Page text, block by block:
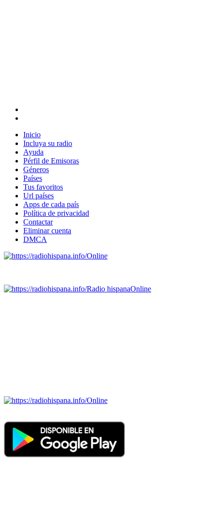
Inicio
Incluya su radio
Ayuda
Pérfil de Emisoras
Géneros
Países
Tus favoritos
Url países
Apps de cada país
Política de privacidad
Contactar
Eliminar cuenta
DMCA
Online
Radio hispanaOnline
Online